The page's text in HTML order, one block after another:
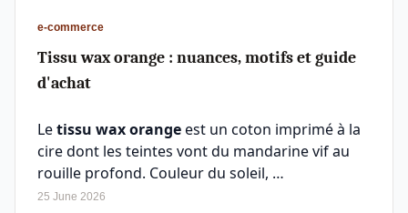
e-commerce
Tissu wax orange : nuances, motifs et guide
d'achat
Letissu wax orangeest un coton imprimé à la
cire dont les teintes vont du mandarine vif au
rouille profond. Couleur du soleil, …
25 June 2026